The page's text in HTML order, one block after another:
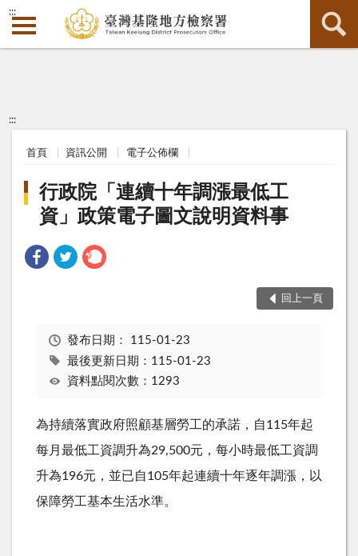
:::
:::
首頁 資訊公開 電子公佈欄
行政院「連續十年調漲最低工
資」政策電子圖文說明資料事
回上一頁
發布日期： 115-01-23
最後更新日期：115-01-23
資料點閱次數：1293
為持續落實政府照顧基層勞工的承諾，自115年起
每月最低工資調升為29,500元，每小時最低工資調
升為196元，並已自105年起連續十年逐年調漲，以
保障勞工基本生活水準。